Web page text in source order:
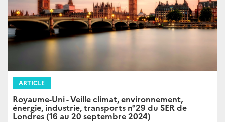
ARTICLE
Royaume-Uni - Veille climat, environnement,
énergie, industrie, transports n°29 du SER de
Londres (16 au 20 septembre 2024)